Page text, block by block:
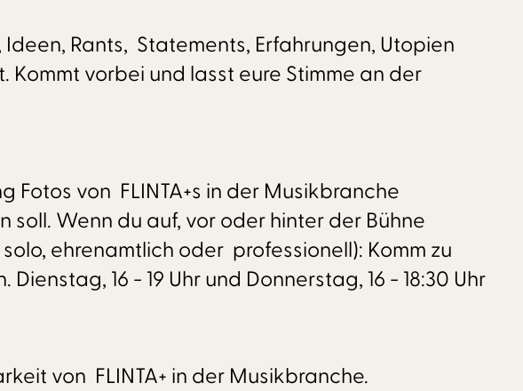
Rants, Statements, Erfahrungen, Utopien
vorbei und lasst eure Stimme an der
Fotos von FLINTA+s in der Musikbranche
Wenn du auf, vor oder hinter der Bühne
ehrenamtlich oder professionell): Komm zu
16 - 19 Uhr und Donnerstag, 16 - 18:30 Uhr
von FLINTA+ in der Musikbranche.